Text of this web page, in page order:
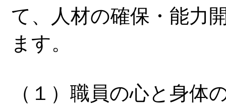
て、人材の確保・能力
ます。
（１）職員の心と身体